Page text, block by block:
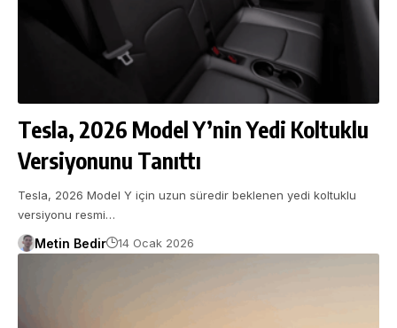
Tesla, 2026 Model Y’nin Yedi Koltuklu
Versiyonunu Tanıttı
Tesla, 2026 Model Y için uzun süredir beklenen yedi koltuklu
versiyonu resmi…
Metin Bedir 14 Ocak 2026